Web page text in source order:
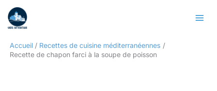
contenu
Accueil
Recettes de cuisine méditerranéennes
Recette de chapon farci à la soupe de poisson
Rechercher